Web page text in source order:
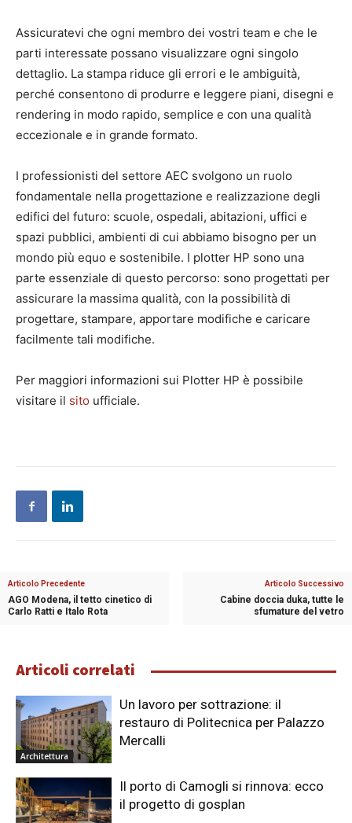
Assicuratevi che ogni membro dei vostri team e che le
parti interessate possano visualizzare ogni singolo
dettaglio. La stampa riduce gli errori e le ambiguità,
perché consentono di produrre e leggere piani, disegni e
rendering in modo rapido, semplice e con una qualità
eccezionale e in grande formato.
I professionisti del settore AEC svolgono un ruolo
fondamentale nella progettazione e realizzazione degli
edifici del futuro: scuole, ospedali, abitazioni, uffici e
spazi pubblici, ambienti di cui abbiamo bisogno per un
mondo più equo e sostenibile. I plotter HP sono una
parte essenziale di questo percorso: sono progettati per
assicurare la massima qualità, con la possibilità di
progettare, stampare, apportare modifiche e caricare
facilmente tali modifiche.
Per maggiori informazioni sui Plotter HP è possibile
visitare il sito ufficiale.
Articolo Precedente
AGO Modena, il tetto cinetico di
Carlo Ratti e Italo Rota
Articolo Successivo
Cabine doccia duka, tutte le
sfumature del vetro
Articoli correlati
Architettura
Un lavoro per sottrazione: il
restauro di Politecnica per Palazzo
Mercalli
Il porto di Camogli si rinnova: ecco
il progetto di gosplan